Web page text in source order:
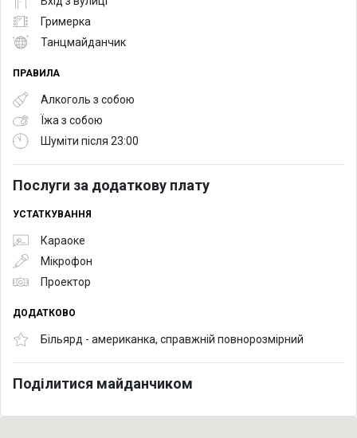
Гримерка
Танцмайданчик
ПРАВИЛА
Алкоголь з собою
Їжа з собою
Шуміти після 23:00
Послуги за додаткову плату
УСТАТКУВАННЯ
Караоке
Мікрофон
Проектор
ДОДАТКОВО
Більярд - американка, справжній повнорозмірний
Поділитися майданчиком